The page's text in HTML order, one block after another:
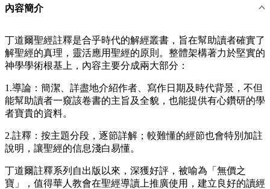
內容簡介
丁道爾聖經註釋是合乎時代的解經叢書，旨在幫助讀者確實了
解聖經的真理，靈活應用聖經的原則。整體架構著力於堅實的
神學學術根基上，內容主要分成兩大部分：
1.導論：簡潔、詳盡地介紹作者、寫作日期及時代背景，不但
能幫助讀者一窺該卷書的主旨及全貌，也能提供有心鑽研的學
者寶貴的資料。
2.註釋：按主題分段，逐節詳解；較難懂的經節也會特別加註
說明，讓聖經的信息淺白易懂。
丁道爾註釋系列自出版以來，深獲好評，被喻為「無價之
寶」，值得華人教會在聖經導讀上推廣使用，建立良好的讀經